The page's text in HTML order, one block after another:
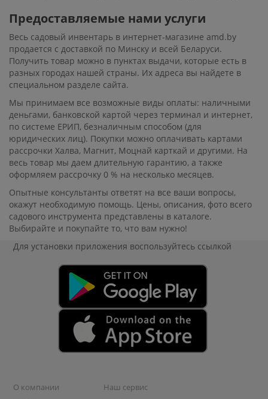
Предоставляемые нами услуги
Весь садовый инвентарь в интернет-магазине amd.by
продается с доставкой по Минску и всей Беларуси.
Получить товар можно в пунктах выдачи, которые есть в
разных городах нашей страны. Их адреса вы найдете в
специальном разделе сайта.
Мы принимаем все возможные виды оплаты: наличными
деньгами, банковской картой через терминал и интернет,
по системе ЕРИП, безналичным способом (для
юридических лиц). Покупки можно оплачивать картами
рассрочки Халва, Магнит, Моцнай карткай и другими. На
весь товар мы даем длительную гарантию, а также
оформляем рассрочку 0 % на несколько месяцев.
Опытные консультанты ответят на все ваши вопросы,
окажут необходимую помощь. Цены, описания, фото всего
садового инструмента представлены в каталоге.
Выбирайте и покупайте то, что вам нужно!
Для установки приложения воспользуйтесь ссылкой
О компании
Наш сервис